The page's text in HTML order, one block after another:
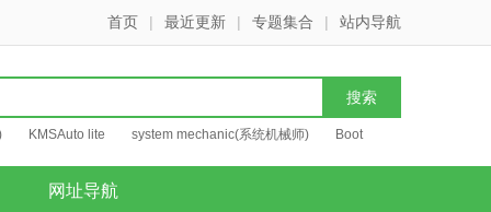
首页 | 最近更新 | 专题集合 | 站内导航
KMSAuto lite system mechanic(系统机械师) Boot
网址导航